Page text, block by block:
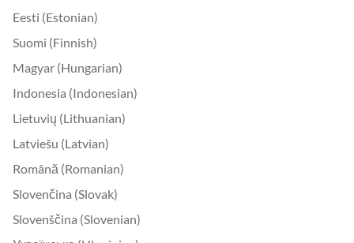
Eesti (Estonian)
Suomi (Finnish)
Magyar (Hungarian)
Indonesia (Indonesian)
Lietuvių (Lithuanian)
Latviešu (Latvian)
Română (Romanian)
Slovenčina (Slovak)
Slovenščina (Slovenian)